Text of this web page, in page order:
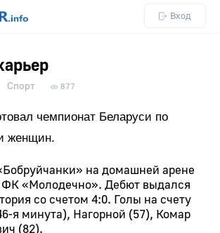
Вход
Спорт 877
чемпионат Беларуси по
женщин.
на домашней арене
ФК «Молодечно». Дебют выдался
со счетом 4:0. Голы на счету
я минута), Нагорной (57), Комар
(82).